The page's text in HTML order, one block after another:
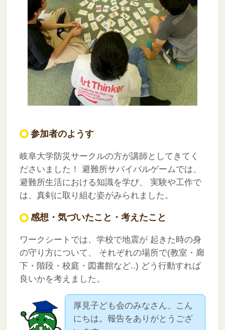
参加者のようす
岐阜大学防災サークルの方が講師としてきてく
ださいました！
避難所サバイバルゲームでは、
避難所生活における知識を学び、
実験や工作で
は、真剣に取り組む姿がみられました。
感想・気づいたこと・考えたこと
ワークシートでは、学校で地震が起きた時の身
の守り方について、
それぞれの場所で(教室・廊
下・階段・校庭・図書館など..) どう行動すれば
良いかを考えました。
厚見子ども会のみなさん、こん
にちは。報告をありがとうござ